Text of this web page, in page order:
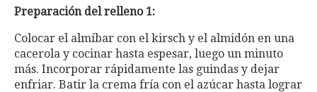
Preparación del relleno 1:
Colocar el almíbar con el kirsch y el almidón en una
cacerola y cocinar hasta espesar, luego un minuto
más. Incorporar rápidamente las guindas y dejar
enfriar. Batir la crema fría con el azúcar hasta lograr